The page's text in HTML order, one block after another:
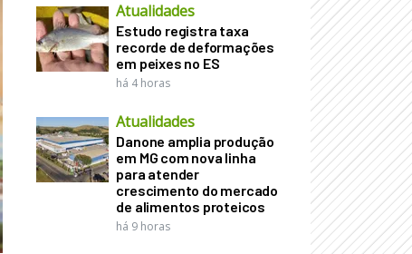
Atualidades
Estudo registra taxa
recorde de deformações
em peixes no ES
há 4 horas
Atualidades
Danone amplia produção
em MG com nova linha
para atender
crescimento do mercado
de alimentos proteicos
há 9 horas